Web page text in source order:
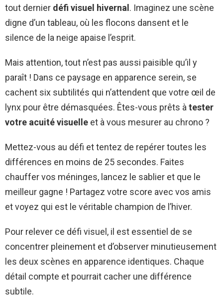
tout dernier défi visuel hivernal . Imaginez une scène
digne d’un tableau, où les flocons dansent et le
silence de la neige apaise l’esprit.
Mais attention, tout n’est pas aussi paisible qu’il y
paraît ! Dans ce paysage en apparence serein, se
cachent six subtilités qui n’attendent que votre œil de
lynx pour être démasquées. Êtes-vous prêts àtester
votre acuité visuelle et à vous mesurer au chrono ?
Mettez-vous au défi et tentez de repérer toutes les
différences en moins de 25 secondes. Faites
chauffer vos méninges, lancez le sablier et que le
meilleur gagne ! Partagez votre score avec vos amis
et voyez qui est le véritable champion de l’hiver.
Pour relever ce défi visuel, il est essentiel de se
concentrer pleinement et d’observer minutieusement
les deux scènes en apparence identiques. Chaque
détail compte et pourrait cacher une différence
subtile.